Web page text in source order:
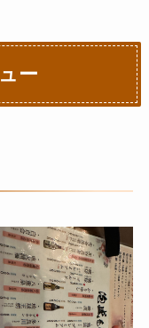
ー